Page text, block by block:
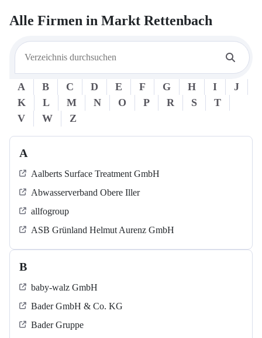
Alle Firmen in Markt Rettenbach
A B C D E F G H I
J
K
L M N O P R S
T
V
W Z
A
Aalberts Surface Treatment GmbH
Abwasserverband Obere Iller
allfogroup
ASB Grün­land Helmut Au­renz GmbH
B
baby-walz GmbH
Bader GmbH & Co. KG
Bader Gruppe